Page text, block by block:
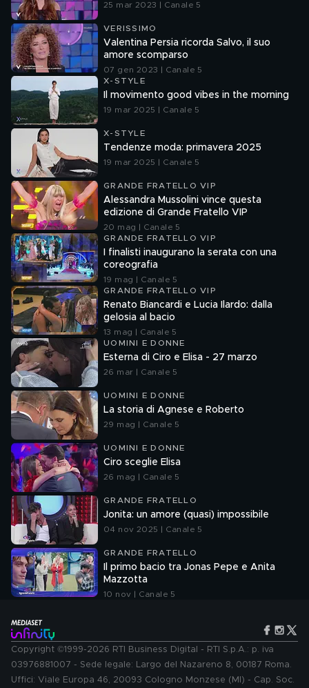
25 mar 2023 | Canale 5
VERISSIMO
Valentina Persia ricorda Salvo, il suo
amore scomparso
07 gen 2023 | Canale 5
X-STYLE
Il movimento good vibes in the morning
19 mar 2025 | Canale 5
X-STYLE
Tendenze moda: primavera 2025
19 mar 2025 | Canale 5
GRANDE FRATELLO VIP
Alessandra Mussolini vince questa
edizione di Grande Fratello VIP
20 mag | Canale 5
GRANDE FRATELLO VIP
I finalisti inaugurano la serata con una
coreografia
19 mag | Canale 5
GRANDE FRATELLO VIP
Renato Biancardi e Lucia Ilardo: dalla
gelosia al bacio
13 mag | Canale 5
UOMINI E DONNE
Esterna di Ciro e Elisa - 27 marzo
26 mar | Canale 5
UOMINI E DONNE
La storia di Agnese e Roberto
29 mag | Canale 5
UOMINI E DONNE
Ciro sceglie Elisa
26 mag | Canale 5
GRANDE FRATELLO
Jonita: un amore (quasi) impossibile
04 nov 2025 | Canale 5
GRANDE FRATELLO
Il primo bacio tra Jonas Pepe e Anita
Mazzotta
10 nov | Canale 5
Copyright ©1999-2026 RTI Business Digital - RTI S.p.A.: p. iva
03976881007 - Sede legale: Largo del Nazareno 8, 00187 Roma.
Uffici: Viale Europa 46, 20093 Cologno Monzese (MI) - Cap. Soc.